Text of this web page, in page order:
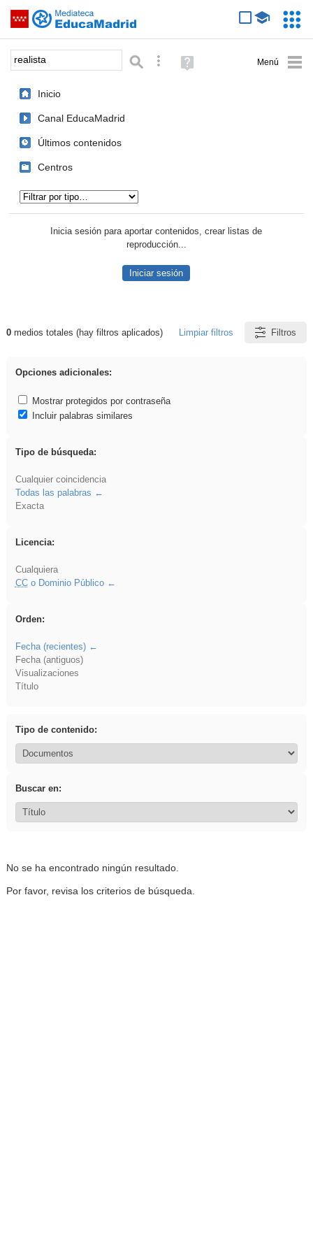
Saltar navegación
Palabra o frase: Búsqueda avanzada
Ayuda
(en
Inicio
Canal EducaMadrid
Últimos contenidos
Centros
Inicia sesión para aportar contenidos, crear listas de
reproducción...
Iniciar sesión
Resultados de: realista
0medios totales (hay filtros aplicados) Limpiar filtros Filtros
Opciones adicionales:
Mostrar protegidos por contraseña
Incluir palabras similares
Tipo de búsqueda:
Cualquier coincidencia
Todas las palabras
Exacta
Licencia:
Cualquiera
CCo Dominio Público
Orden:
Fecha (recientes)
Fecha (antiguos)
Visualizaciones
Título
Tipo de contenido:
Buscar en:
No se ha encontrado ningún resultado.
Por favor, revisa los criterios de búsqueda.